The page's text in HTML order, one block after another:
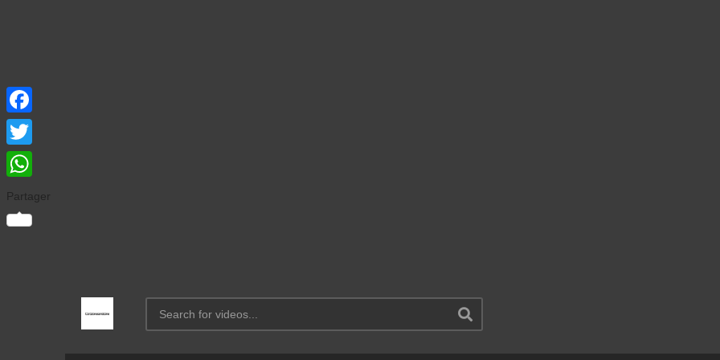
Facebook
Twitter
WhatsApp
Partager